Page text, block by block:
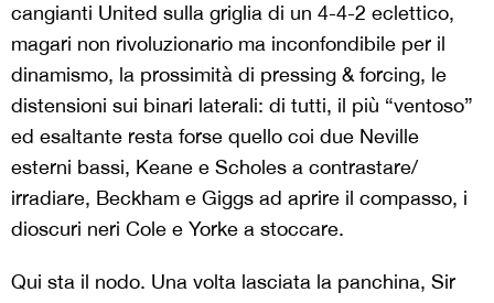
cangianti United sulla griglia di un 4-4-2 eclettico,
magari non rivoluzionario ma inconfondibile per il
dinamismo, la prossimità di pressing & forcing, le
distensioni sui binari laterali: di tutti, il più “ventoso”
ed esaltante resta forse quello coi due Neville
esterni bassi, Keane e Scholes a contrastare/
irradiare, Beckham e Giggs ad aprire il compasso, i
dioscuri neri Cole e Yorke a stoccare.
Qui sta il nodo. Una volta lasciata la panchina, Sir